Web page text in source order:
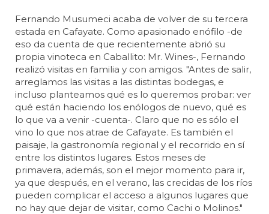
Fernando Musumeci acaba de volver de su tercera
estada en Cafayate. Como apasionado enófilo -de
eso da cuenta de que recientemente abrió su
propia vinoteca en Caballito: Mr. Wines-, Fernando
realizó visitas en familia y con amigos. "Antes de salir,
arreglamos las visitas a las distintas bodegas, e
incluso planteamos qué es lo queremos probar: ver
qué están haciendo los enólogos de nuevo, qué es
lo que va a venir -cuenta-. Claro que no es sólo el
vino lo que nos atrae de Cafayate. Es también el
paisaje, la gastronomía regional y el recorrido en sí
entre los distintos lugares. Estos meses de
primavera, además, son el mejor momento para ir,
ya que después, en el verano, las crecidas de los ríos
pueden complicar el acceso a algunos lugares que
no hay que dejar de visitar, como Cachi o Molinos."